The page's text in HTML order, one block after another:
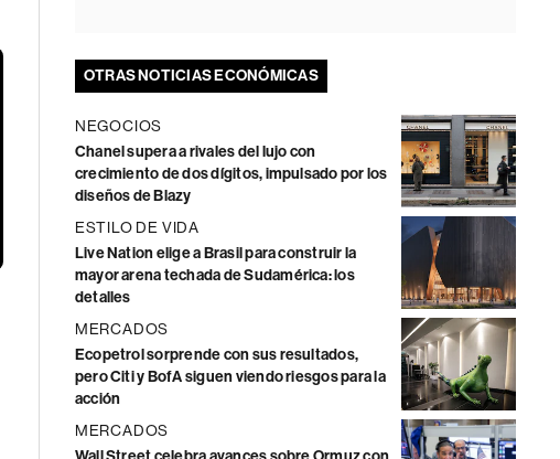
OTRAS NOTICIAS ECONÓMICAS
NEGOCIOS
Chanel supera a rivales del lujo con
crecimiento de dos dígitos, impulsado por los
diseños de Blazy
ESTILO DE VIDA
Live Nation elige a Brasil para construir la
mayor arena techada de Sudamérica: los
detalles
MERCADOS
Ecopetrol sorprende con sus resultados,
pero Citi y BofA siguen viendo riesgos para la
acción
MERCADOS